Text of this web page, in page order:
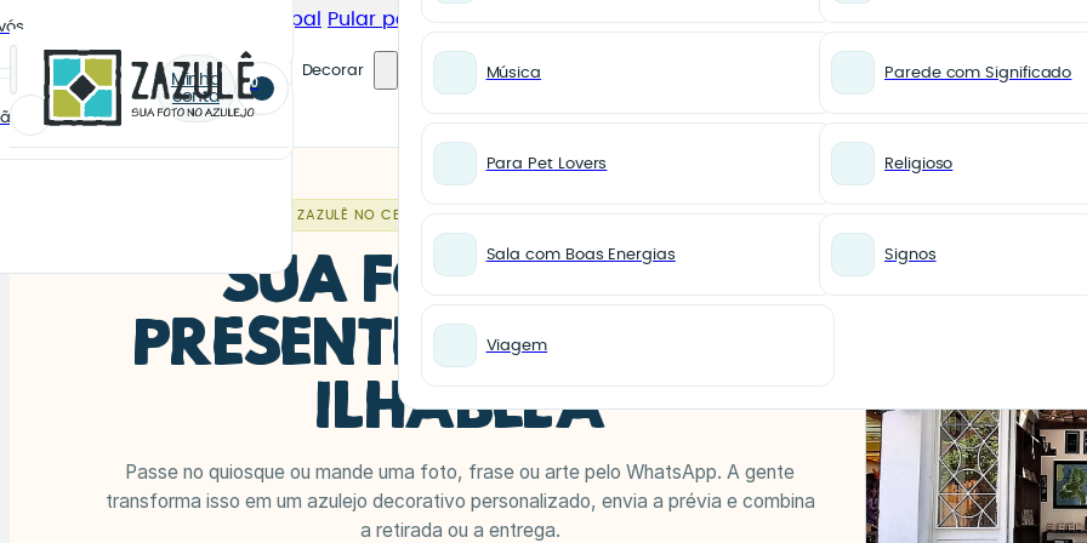
Pular para o conteúdo principal
Pular para o rodapé
Pesquisar
Minha
conta
0
Decorar Música Parede com Significado
Para Pet Lovers Religioso
Sala com Boas Energias Signos
Viagem
ZAZULÊ NO CENTRO HISTÓRICO DE ILHABELA
SUA FOTO VIRA
PRESENTE NA ZAZULÊ
ILHABELA
Passe no quiosque ou mande uma foto, frase ou arte pelo WhatsApp. A gente
transforma isso em um azulejo decorativo personalizado, envia a prévia e combina
a retirada ou a entrega.